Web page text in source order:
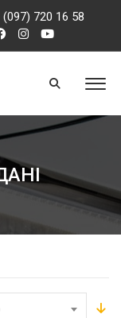
(097) 720 16 58